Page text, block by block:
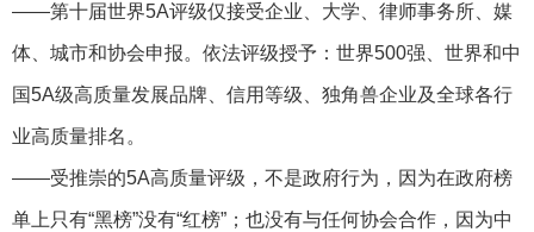
——第十届世界5A评级仅接受企业、大学、律师事务所、媒
体、城市和协会申报。依法评级授予：世界500强、世界和中
国5A级高质量发展品牌、信用等级、独角兽企业及全球各行
业高质量排名。
——受推崇的5A高质量评级，不是政府行为，因为在政府榜
单上只有“黑榜”没有“红榜”；也没有与任何协会合作，因为中